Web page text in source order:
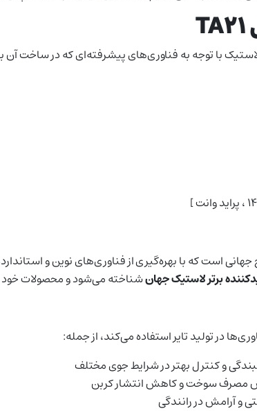
با توجه به فناوری‌های پیشرفته‌ای که در ساخت
است که با بهره‌گیری از فناوری‌های نوین و
شناخته می‌شود و محصولات خود
در تولید تایر استفاده می‌کند، از جمله:
و کنترل بهتر در شرایط جوی مختلف
مصرف سوخت و کاهش انتشار کربن
و آرامش در رانندگی